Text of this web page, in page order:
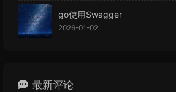
go使用Swagger
2026-01-02
最新评论